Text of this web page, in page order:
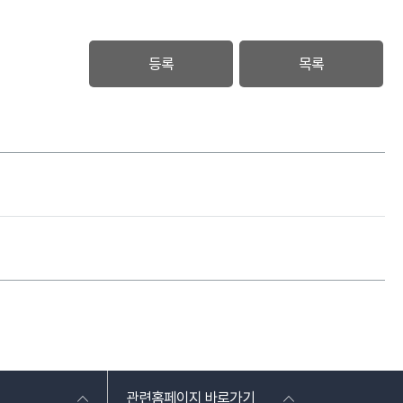
등록 목록
관련홈페이지 바로가기